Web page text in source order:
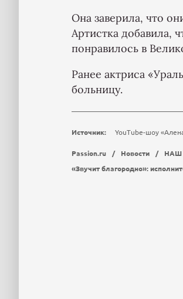
Она заверила, что
Артистка добавила,
понравилось в
Ранее актриса
больницу.
Источник: YouTube-шоу
Passion.ru / Новости / НАШ
«Звучит благородно»: